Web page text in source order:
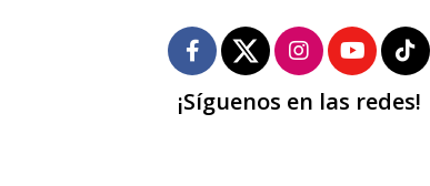
¡Síguenos en las redes!